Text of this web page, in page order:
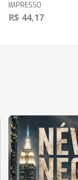
IMPRESSO
R$ 44,17